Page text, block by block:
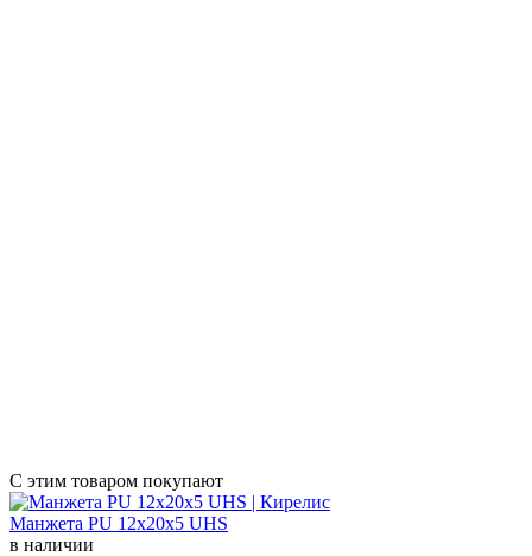
С этим товаром покупают
Манжета PU 12х20х5 UHS
в наличии